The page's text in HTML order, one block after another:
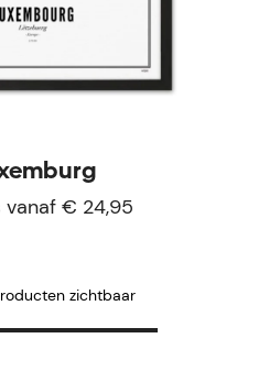
vanaf € 24,95
zichtbaar